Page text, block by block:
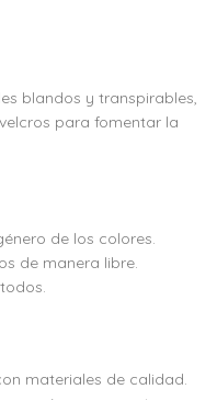
blandos y transpirables,
para fomentar la
de los colores.
de manera libre.
materiales de calidad.